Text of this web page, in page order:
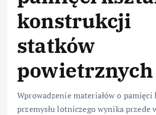
konstrukcji
statków
powietrznych
Wprowadzenie materiałów o pamięci
przemysłu lotniczego wynika przede